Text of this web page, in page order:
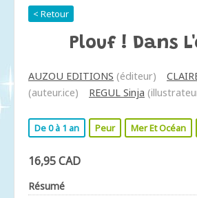
< Retour
Plouf ! Dans
AUZOU EDITIONS (éditeur)
(auteur.ice)
REGUL Sinja
De 0 à 1 an Peur Mer Et Océan
16,95 CAD
Résumé